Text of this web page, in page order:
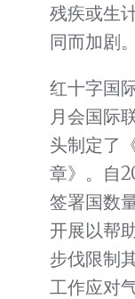
残疾或生
同而加剧。
红十字国
月会国际
头制定了
章》。自
签署国数
开展以帮
步伐限制
工作应对